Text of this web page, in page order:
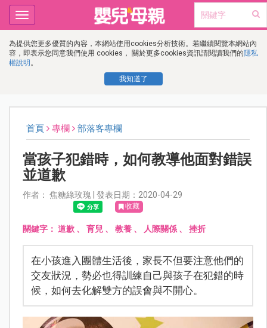
為提供您更多優質的內容，本網站使用cookies分析技術。若繼續閱覽本網站內
容，即表示您同意我們使用 cookies， 關於更多cookies資訊請閱讀我們的隱私
權說明 。
我知道了
Toggle
navigation
首頁 專欄 部落客專欄
當孩子犯錯時，如何教導他面對錯誤
並道歉
作者： 焦糖綠玫瑰 | 發表日期：2020-04-29
收藏
關鍵字： 道歉、 育兒、 教養、 人際關係、 挫折
在小孩進入團體生活後，家長不但要注意他們的
交友狀況，勢必也得訓練自己與孩子在犯錯的時
候，如何去化解雙方的誤會與不開心。